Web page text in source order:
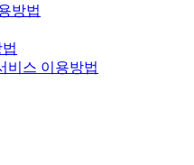
방법
비스 이용방법